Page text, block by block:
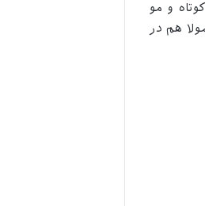
و مو
هم در